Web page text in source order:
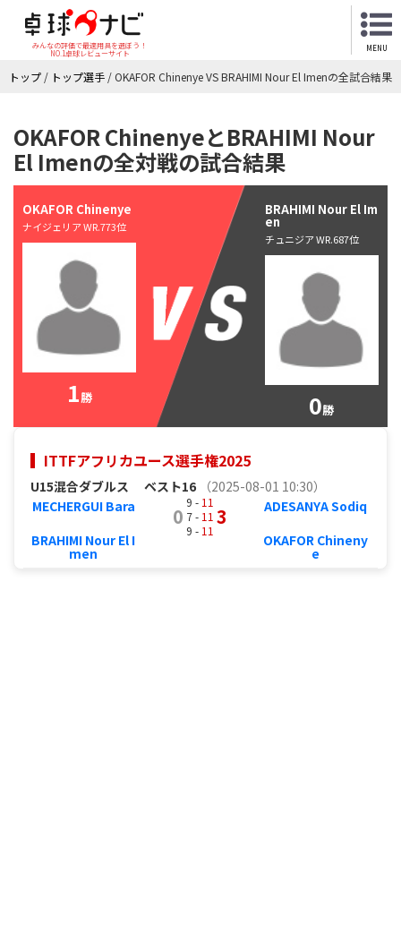
みんなの評価で最適用具を選ぼう！
NO.1卓球レビューサイト
MENU
トップ / トップ選手 / OKAFOR Chinenye VS BRAHIMI Nour El Imenの全試合結果
OKAFOR ChinenyeとBRAHIMI Nour
El Imenの全対戦の試合結果
OKAFOR Chinenye
ナイジェリア WR.773位
1勝
BRAHIMI Nour El Im
en
チュニジア WR.687位
0勝
ITTFアフリカユース選手権2025
U15混合ダブルス ベスト16
（2025-08-01 10:30）
MECHERGUI Bara
BRAHIMI Nour El I
men
0
9 - 11
7 - 11
9 - 11
3
ADESANYA Sodiq
OKAFOR Chineny
e